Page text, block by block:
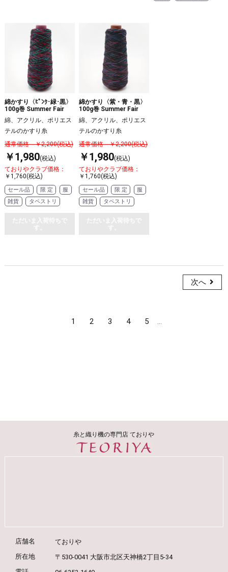
綿かすり〈ﾋﾟﾝｸ･緑･黒〉
100g巻 Summer Fair
綿、アクリル、ポリエス
テルのかすり糸
通常価格 ￥2,200(税込)
￥1,980(税込)
ておりやクラブ価格：
￥1,760(税込)
セール品 限 定
服
雑貨
タペストリ
綿かすり〈紫・青・黒〉
100g巻 Summer Fair
綿、アクリル、ポリエス
テルのかすり糸
通常価格 ￥2,200(税込)
￥1,980(税込)
ておりやクラブ価格：
￥1,760(税込)
セール品 限 定
服
雑貨
タペストリ
1 2 3 4 5 ...
次へ
糸と織り機の専門店 ておりや
店舗名
ておりや
所在地
〒530-0041 大阪市北区天神橋2丁目5-34